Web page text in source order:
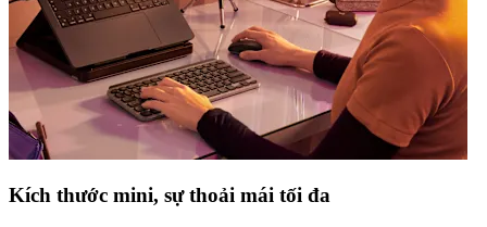
Kích thước mini, sự thoải mái tối đa